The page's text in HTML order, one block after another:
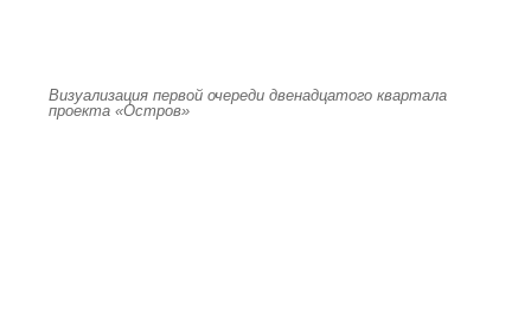
Визуализация первой очереди двенадцатого квартала
проекта «Остров»